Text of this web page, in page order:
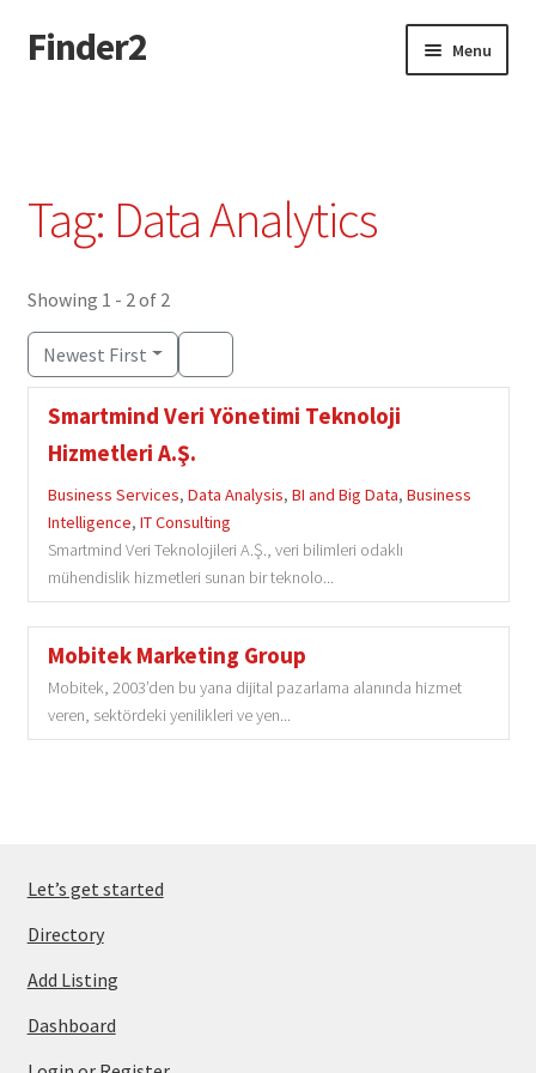
Skip
to
Skip
to
Finder2 Menu
Privacy Policy
Tag: Data Analytics
Showing 1 - 2 of 2
Newest First
Smartmind Veri Yönetimi Teknoloji
Hizmetleri A.Ş.
Business Services, Data Analysis, BI and Big Data, Business
Intelligence, IT Consulting
Smartmind Veri Teknolojileri A.Ş., veri bilimleri odaklı
mühendislik hizmetleri sunan bir teknolo...
Mobitek Marketing Group
Mobitek, 2003’den bu yana dijital pazarlama alanında hizmet
veren, sektördeki yenilikleri ve yen...
Let’s get started
Directory
Add Listing
Dashboard